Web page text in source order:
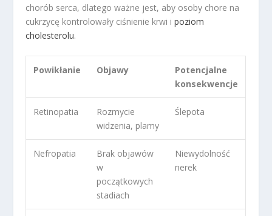
chorób serca, dlatego ważne jest, aby osoby chore na
cukrzycę kontrolowały ciśnienie krwi ipoziom
cholesterolu.
Powikłanie Objawy
Potencjalne
konsekwencje
Retinopatia
Rozmycie
widzenia, plamy
Ślepota
Nefropatia
Brak objawów
w
początkowych
stadiach
Niewydolność
nerek